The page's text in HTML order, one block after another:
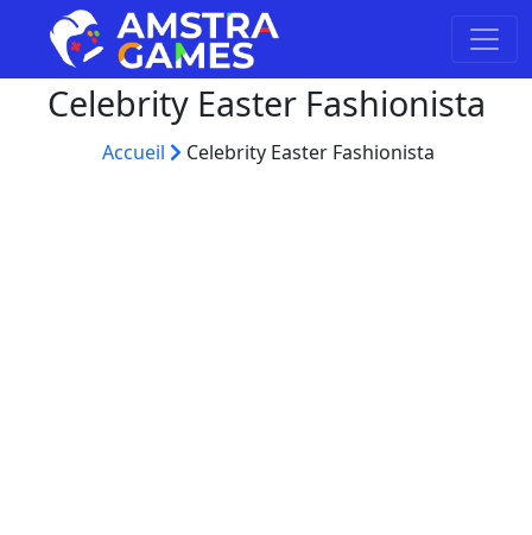
Celebrity Easter Fashionista
Accueil Celebrity Easter Fashionista